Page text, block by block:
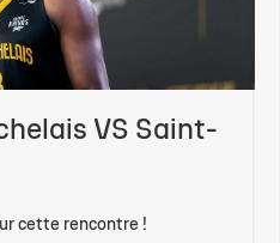
VS Saint-
cette rencontre !